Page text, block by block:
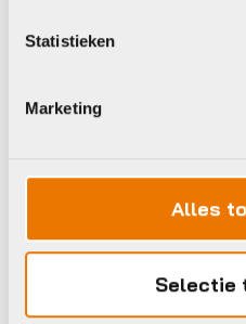
Statistieken
Marketing
Alles
Selectie
Op voorraad in winkel